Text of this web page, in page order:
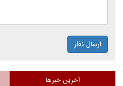
ارسال نظر
آخرین خبرها